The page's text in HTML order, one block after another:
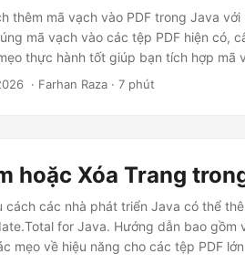
thêm mã vạch vào PDF trong Java
mã vạch vào các tệp PDF hiện có,
thực hành tốt giúp bạn tích hợp mã
‎ · Farhan Raza · 7 phút
hoặc Xóa Trang
cách các nhà phát triển Java có thể
for Java. Hướng dẫn bao
mẹo về hiệu năng cho các tệp PDF